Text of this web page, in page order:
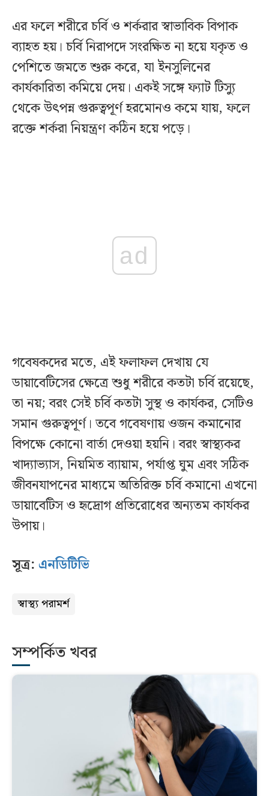
এর ফলে শরীরে চর্বি ও শর্করার স্বাভাবিক বিপাক
ব্যাহত হয়। চর্বি নিরাপদে সংরক্ষিত না হয়ে যকৃত ও
পেশিতে জমতে শুরু করে, যা ইনসুলিনের
কার্যকারিতা কমিয়ে দেয়। একই সঙ্গে ফ্যাট টিস্যু
থেকে উৎপন্ন গুরুত্বপূর্ণ হরমোনও কমে যায়, ফলে
রক্তে শর্করা নিয়ন্ত্রণ কঠিন হয়ে পড়ে।
ad
গবেষকদের মতে, এই ফলাফল দেখায় যে
ডায়াবেটিসের ক্ষেত্রে শুধু শরীরে কতটা চর্বি রয়েছে,
তা নয়; বরং সেই চর্বি কতটা সুস্থ ও কার্যকর, সেটিও
সমান গুরুত্বপূর্ণ। তবে গবেষণায় ওজন কমানোর
বিপক্ষে কোনো বার্তা দেওয়া হয়নি। বরং স্বাস্থ্যকর
খাদ্যাভ্যাস, নিয়মিত ব্যায়াম, পর্যাপ্ত ঘুম এবং সঠিক
জীবনযাপনের মাধ্যমে অতিরিক্ত চর্বি কমানো এখনো
ডায়াবেটিস ও হৃদ্রোগ প্রতিরোধের অন্যতম কার্যকর
উপায়।
সূত্র: এনডিটিভি
স্বাস্থ্য পরামর্শ
সম্পর্কিত খবর